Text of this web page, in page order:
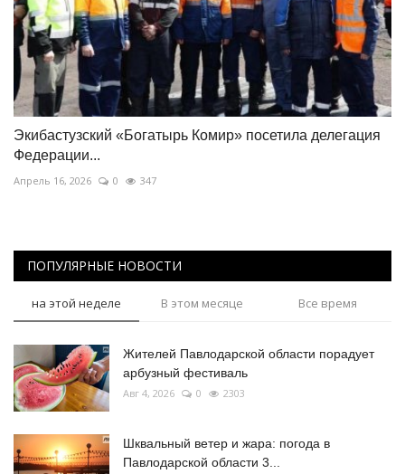
Экибастузский «Богатырь Комир» посетила делегация
Федерации...
Апрель 16, 2026 0 347
ПОПУЛЯРНЫЕ НОВОСТИ
на этой неделе В этом месяце Все время
Жителей Павлодарской области порадует
арбузный фестиваль
Авг 4, 2026 0 2303
Шквальный ветер и жара: погода в
Павлодарской области 3...